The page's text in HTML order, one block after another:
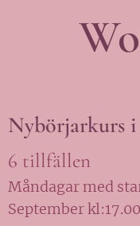
Nybörjarkurs
6 tillfällen
Måndagar med
September